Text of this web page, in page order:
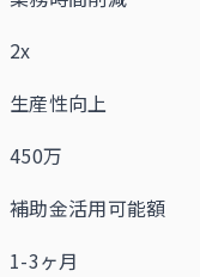
2x
生産性向上
450万
補助金活用可能額
1-3ヶ月